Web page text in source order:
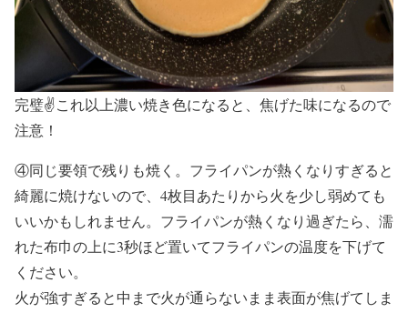
完璧✌️これ以上濃い焼き色になると、焦げた味になるので
注意！
④同じ要領で残りも焼く。フライパンが熱くなりすぎると
綺麗に焼けないので、4枚目あたりから火を少し弱めても
いいかもしれません。フライパンが熱くなり過ぎたら、濡
れた布巾の上に3秒ほど置いてフライパンの温度を下げて
ください。
火が強すぎると中まで火が通らないまま表面が焦げてしま